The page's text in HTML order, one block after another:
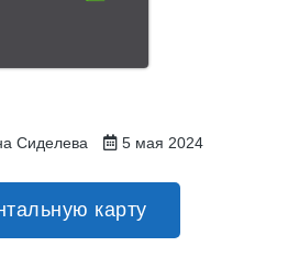
Сиделева 5 мая 2024
карту